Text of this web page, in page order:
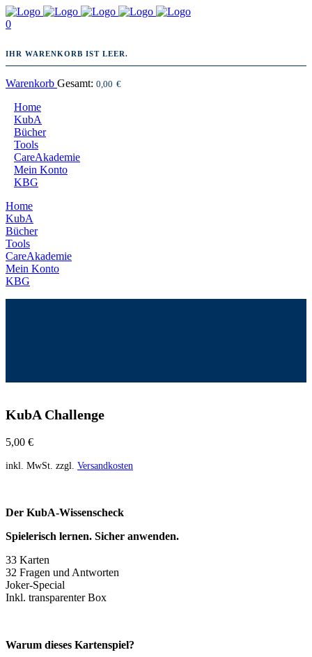
0
IHR WARENKORB IST LEER.
Warenkorb Gesamt: 0,00 €
Home
KubA
Bücher
Tools
CareAkademie
Mein Konto
KBG
Home
KubA
Bücher
Tools
CareAkademie
Mein Konto
KBG
KubA Challenge
5,00 €
inkl. MwSt. zzgl. Versandkosten
Der KubA-Wissenscheck
Spielerisch lernen. Sicher anwenden.
33 Karten
32 Fragen und Antworten
Joker-Special
Inkl. transparenter Box
Warum dieses Kartenspiel?